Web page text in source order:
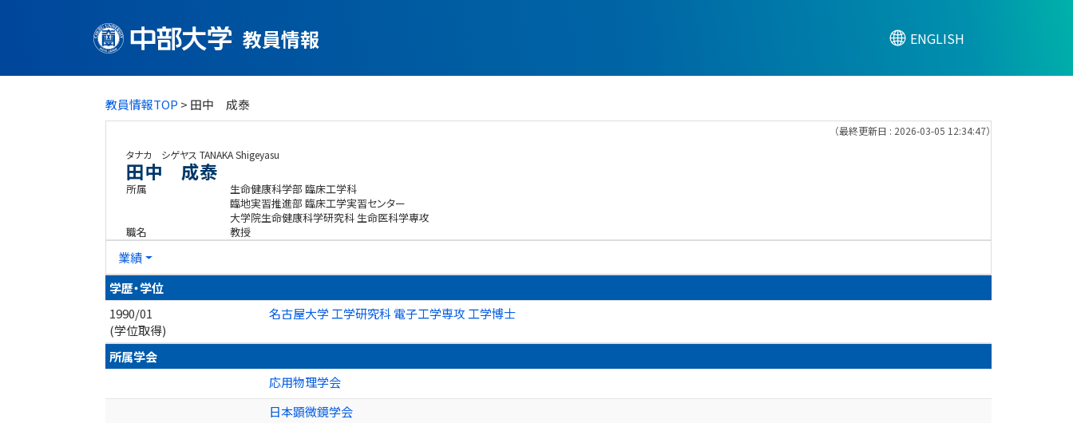
教員情報 ENGLISH
教員情報TOP > 田中 成泰
（最終更新日 : 2026-03-05 12:34:47）
タナカ シゲヤス TANAKA Shigeyasu
田中 成泰
所属
生命健康科学部 臨床工学科
臨地実習推進部 臨床工学実習センター
大学院生命健康科学研究科 生命医科学専攻
職名
教授
業績
学歴・学位
1990/01
(学位取得)
名古屋大学 工学研究科 電子工学専攻 工学博士
所属学会
応用物理学会
日本顕微鏡学会